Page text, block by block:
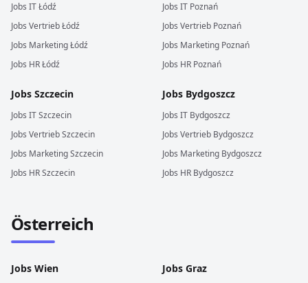
Jobs ITŁódź
Jobs VertriebŁódź
Jobs MarketingŁódź
Jobs HRŁódź
Jobs IT Poznań
Jobs Vertrieb Poznań
Jobs Marketing Poznań
Jobs HR Poznań
Jobs Szczecin
Jobs ITSzczecin
Jobs VertriebSzczecin
Jobs MarketingSzczecin
Jobs HRSzczecin
Jobs Bydgoszcz
Jobs IT Bydgoszcz
Jobs Vertrieb Bydgoszcz
Jobs Marketing Bydgoszcz
Jobs HR Bydgoszcz
Österreich
Jobs Wien Jobs Graz